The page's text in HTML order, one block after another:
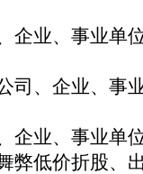
企业、事业单
司、企业、事
企业、事业单
弊低价折股、